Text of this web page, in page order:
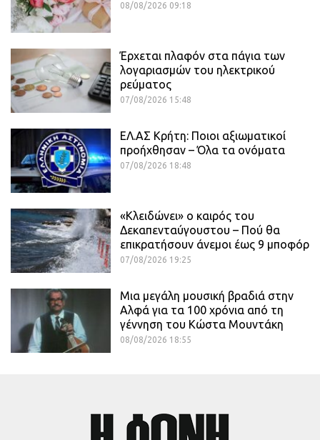
08/08/2026 09:18
Έρχεται πλαφόν στα πάγια των
λογαριασμών του ηλεκτρικού
ρεύματος
07/08/2026 15:48
ΕΛ.ΑΣ Κρήτη: Ποιοι αξιωματικοί
προήχθησαν – Όλα τα ονόματα
07/08/2026 18:48
«Κλειδώνει» ο καιρός του
Δεκαπενταύγουστου – Πού θα
επικρατήσουν άνεμοι έως 9 μποφόρ
07/08/2026 19:25
Μια μεγάλη μουσική βραδιά στην
Αλφά για τα 100 χρόνια από τη
γέννηση του Κώστα Μουντάκη
08/08/2026 18:55